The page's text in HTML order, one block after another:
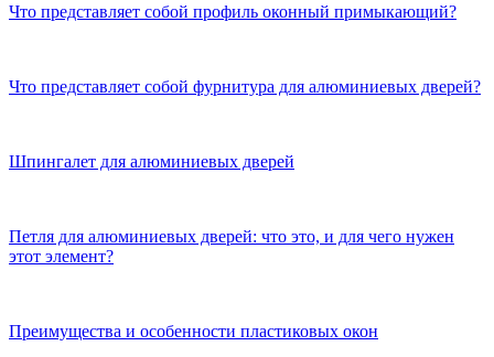
Что представляет собой профиль оконный примыкающий?
Что представляет собой фурнитура для алюминиевых дверей?
Шпингалет для алюминиевых дверей
Петля для алюминиевых дверей: что это, и для чего нужен
этот элемент?
Преимущества и особенности пластиковых окон